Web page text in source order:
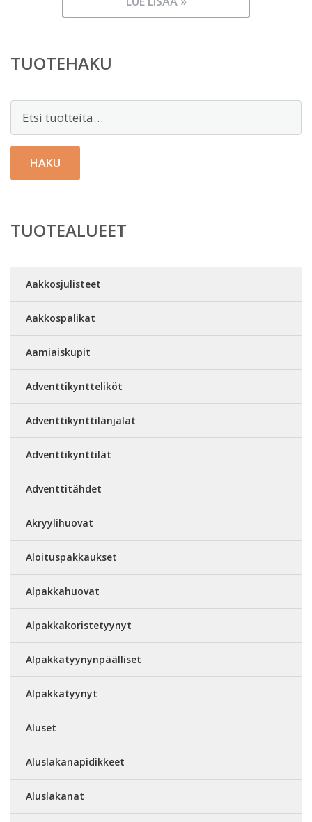
TUOTEHAKU
Etsi:
HAKU
TUOTEALUEET
Aakkosjulisteet
Aakkospalikat
Aamiaiskupit
Adventtikyntteliköt
Adventtikynttilänjalat
Adventtikynttilät
Adventtitähdet
Akryylihuovat
Aloituspakkaukset
Alpakkahuovat
Alpakkakoristetyynyt
Alpakkatyynynpäälliset
Alpakkatyynyt
Aluset
Aluslakanapidikkeet
Aluslakanat